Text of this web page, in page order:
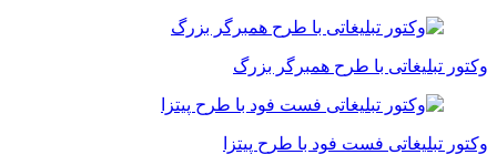
وکتور تبلیغاتی با طرح همبرگر بزرگ
وکتور تبلیغاتی فست فود با طرح پیتزا